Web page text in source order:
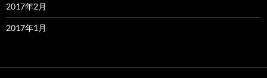
2017年2月
2017年1月